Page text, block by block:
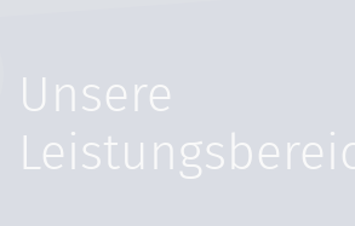
Unsere